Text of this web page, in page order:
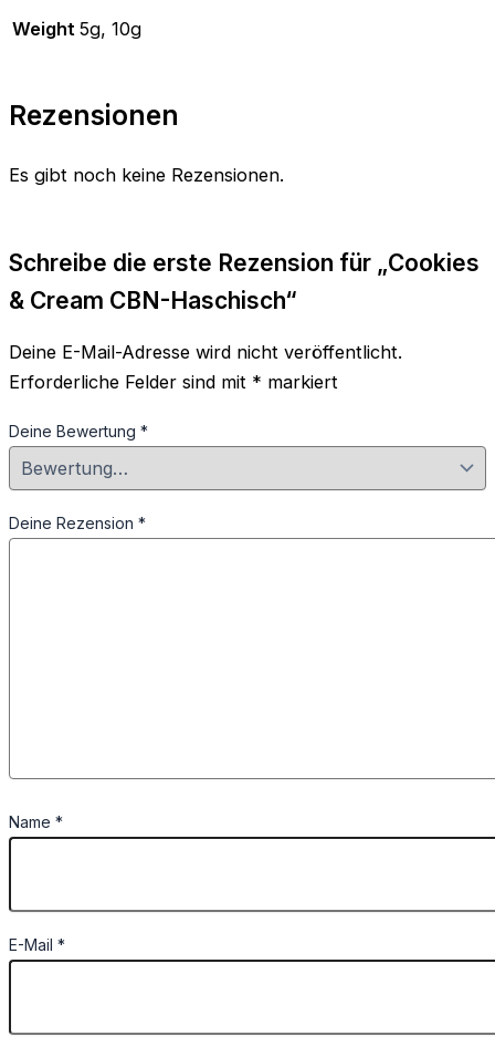
Weight 5g, 10g
Rezensionen
Es gibt noch keine Rezensionen.
Schreibe die erste Rezension für „Cookies
& Cream CBN-Haschisch“
Deine E-Mail-Adresse wird nicht veröffentlicht.
Erforderliche Felder sind mit * markiert
Deine Bewertung *
Deine Rezension *
Name *
E-Mail *